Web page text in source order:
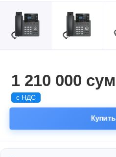
1 210 000 сум
с НДС
Купить